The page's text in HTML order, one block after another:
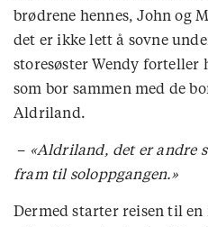
brødrene hennes, John og
det er ikke lett å sovne
storesøster Wendy forteller
som bor sammen med de
Aldriland.
– «Aldriland, det er andre
fram til soloppgangen.»
Dermed starter reisen til